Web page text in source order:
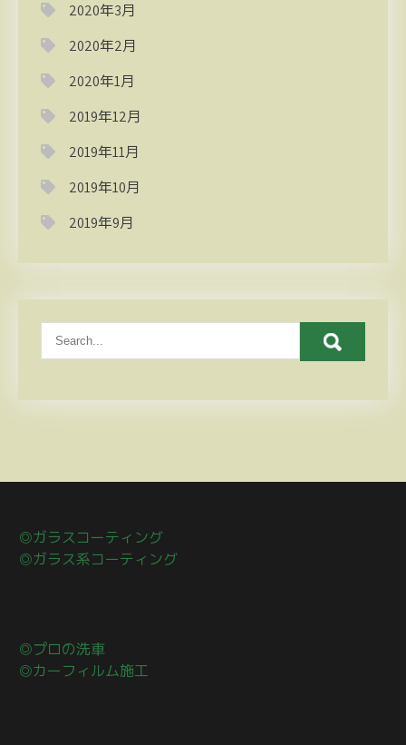
2020年3月
2020年2月
2020年1月
2019年12月
2019年11月
2019年10月
2019年9月
◎ガラスコーティング
◎ガラス系コーティング
◎プロの洗車
◎カーフィルム施工